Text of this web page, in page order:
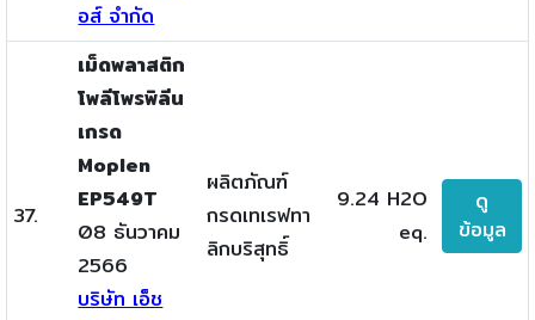
อส์ จำกัด
37.
เม็ดพลาสติก
โพลีโพรพิลีน
เกรด
Moplen
EP549T
08 ธันวาคม
2566
บริษัท เอ็ช
ผลิตภัณฑ์
กรดเทเรฟทา
ลิกบริสุทธิ์
9.24 H2O
eq.
ดู
ข้อมูล